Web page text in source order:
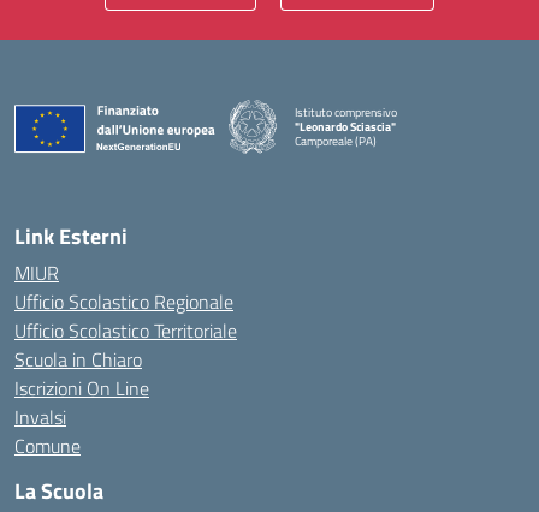
Istituto comprensivo
"Leonardo Sciascia"
Camporeale (PA)
— Visita la pagina iniziale della scuola
Link Esterni
MIUR
Ufficio Scolastico Regionale
Ufficio Scolastico Territoriale
Scuola in Chiaro
Iscrizioni On Line
Invalsi
Comune
La Scuola